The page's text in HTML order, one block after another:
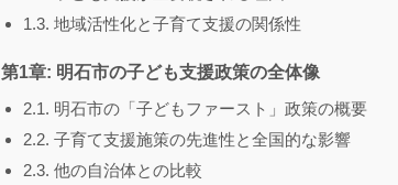
1.3. 地域活性化と子育て支援の関係性
第1章: 明石市の子ども支援政策の全体像
2.1. 明石市の「子どもファースト」政策の概要
2.2. 子育て支援施策の先進性と全国的な影響
2.3. 他の自治体との比較